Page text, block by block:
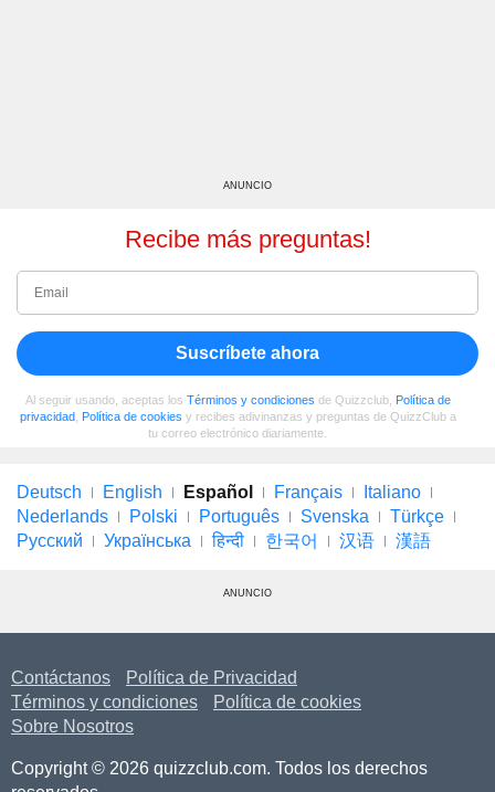
ANUNCIO
Recibe más preguntas!
Suscríbete ahora
Al seguir usando, aceptas los Términos y condiciones de Quizzclub, Política de
privacidad, Política de cookies y recibes adivinanzas y preguntas de QuizzClub a
tu correo electrónico diariamente.
Deutsch English Español Français
Italiano
Nederlands
Polski Português Svenska
Türkçe
Русский
Українська हिन्दी 한국어 汉语 漢語
ANUNCIO
Contáctanos
Política de Privacidad
Términos y condiciones
Política de cookies
Sobre Nosotros
Copyright © 2026 quizzclub.com. Todos los derechos